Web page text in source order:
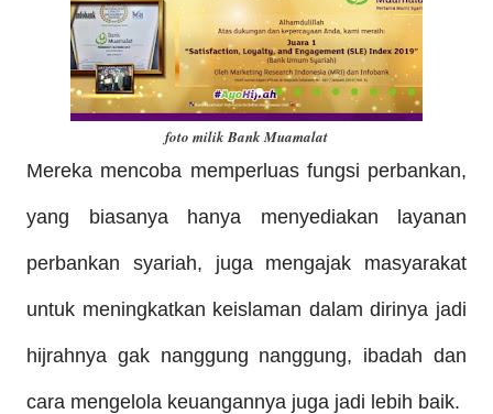
foto milik Bank Muamalat
Mereka mencoba memperluas fungsi perbankan,
yang biasanya hanya menyediakan layanan
perbankan syariah, juga mengajak masyarakat
untuk meningkatkan keislaman dalam dirinya jadi
hijrahnya gak nanggung nanggung, ibadah dan
cara mengelola keuangannya juga jadi lebih baik.